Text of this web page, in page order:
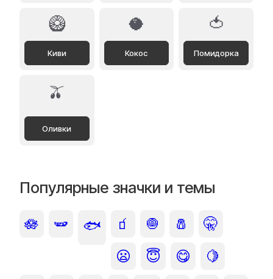
🥝
Киви
🥥
Кокос
🍅
Помидорка
🫒
Оливки
Популярные значки и темы
🪷 🫛 🐟 🧃 🧅 🧂
🤫
😦
😇 😋
🍋